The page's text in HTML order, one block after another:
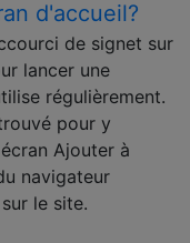
d'accueil?
de signet sur
lancer une
régulièrement.
pour y
Ajouter à
navigateur
le site.